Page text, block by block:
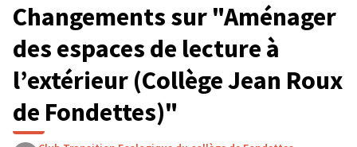
Changements sur "Aménager
des espaces de lecture à
l’extérieur (Collège Jean Roux
de Fondettes)"